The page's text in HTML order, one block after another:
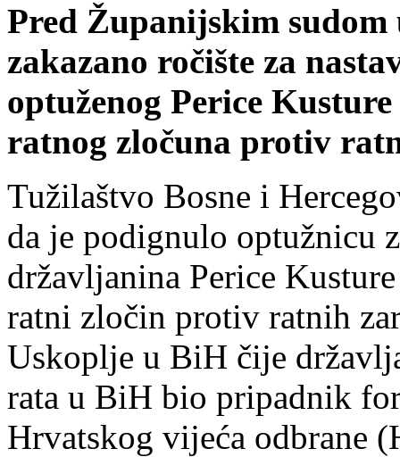
Pred Županijskim sudom
zakazano ročište za
optuženog Perice
ratnog zločuna protiv
Tužilaštvo Bosne i
da je podignulo optužnicu
državljanina Perice
ratni zločin protiv ratnih
Uskoplje u BiH čije
rata u BiH bio pripadnik
Hrvatskog vijeća odbrane